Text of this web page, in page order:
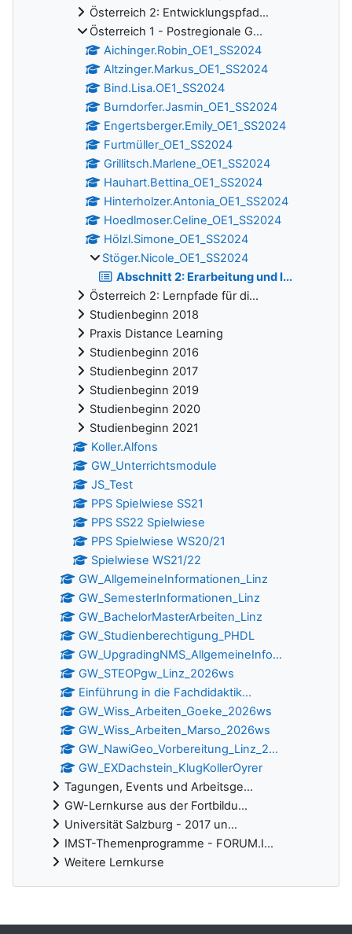
Österreich 2: Entwicklungspfad...
Österreich 1 - Postregionale G...
Aichinger.Robin_OE1_SS2024
Altzinger.Markus_OE1_SS2024
Bind.Lisa.OE1_SS2024
Burndorfer.Jasmin_OE1_SS2024
Engertsberger.Emily_OE1_SS2024
Furtmüller_OE1_SS2024
Grillitsch.Marlene_OE1_SS2024
Hauhart.Bettina_OE1_SS2024
Hinterholzer.Antonia_OE1_SS2024
Hoedlmoser.Celine_OE1_SS2024
Hölzl.Simone_OE1_SS2024
Stöger.Nicole_OE1_SS2024
Abschnitt 2: Erarbeitung und I...
Österreich 2: Lernpfade für di...
Studienbeginn 2018
Praxis Distance Learning
Studienbeginn 2016
Studienbeginn 2017
Studienbeginn 2019
Studienbeginn 2020
Studienbeginn 2021
Koller.Alfons
GW_Unterrichtsmodule
JS_Test
PPS Spielwiese SS21
PPS SS22 Spielwiese
PPS Spielwiese WS20/21
Spielwiese WS21/22
GW_AllgemeineInformationen_Linz
GW_SemesterInformationen_Linz
GW_BachelorMasterArbeiten_Linz
GW_Studienberechtigung_PHDL
GW_UpgradingNMS_AllgemeineInfo...
GW_STEOPgw_Linz_2026ws
Einführung in die Fachdidaktik...
GW_Wiss_Arbeiten_Goeke_2026ws
GW_Wiss_Arbeiten_Marso_2026ws
GW_NawiGeo_Vorbereitung_Linz_2...
GW_EXDachstein_KlugKollerOyrer
Tagungen, Events und Arbeitsge...
GW-Lernkurse aus der Fortbildu...
Universität Salzburg - 2017 un...
IMST-Themenprogramme - FORUM.I...
Weitere Lernkurse
Ergänzungsblöcke